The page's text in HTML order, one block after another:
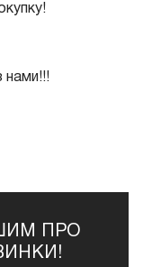
нами!!!
ПРО